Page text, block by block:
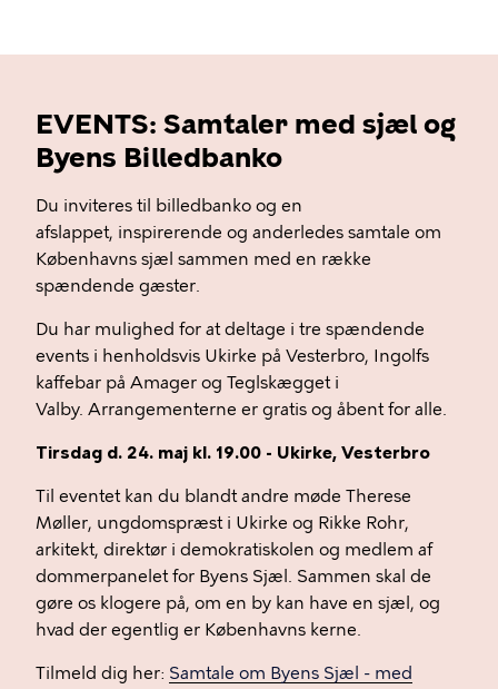
EVENTS: Samtaler med sjæl og
Byens Billedbanko
Du inviteres til billedbanko og en
afslappet, inspirerende og anderledes samtale om
Københavns sjæl sammen med en række
spændende gæster.
Du har mulighed for at deltage i tre spændende
events i henholdsvis Ukirke på Vesterbro, Ingolfs
kaffebar på Amager og Teglskægget i
Valby. Arrangementerne er gratis og åbent for alle.
Tirsdag d. 24. maj kl. 19.00 - Ukirke, Vesterbro
Til eventet kan du blandt andre møde Therese
Møller, ungdomspræst i Ukirke og Rikke Rohr,
arkitekt, direktør i demokratiskolen og medlem af
dommerpanelet for Byens Sjæl. Sammen skal de
gøre os klogere på, om en by kan have en sjæl, og
hvad der egentlig er Københavns kerne.
Tilmeld dig her: Samtale om Byens Sjæl - med